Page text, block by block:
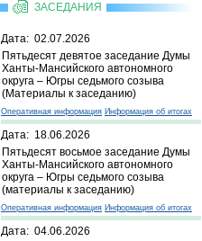
ЗАСЕДАНИЯ
Дата: 02.07.2026
Пятьдесят девятое заседание Думы
Ханты-Мансийского автономного
округа – Югры седьмого созыва
(Материалы к заседанию)
Оперативная информация Информация об итогах
Дата: 18.06.2026
Пятьдесят восьмое заседание Думы
Ханты-Мансийского автономного
округа – Югры седьмого созыва
(материалы к заседанию)
Оперативная информация Информация об итогах
Дата: 04.06.2026